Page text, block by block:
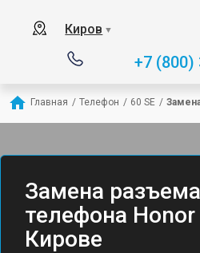
Киров ▼
+7 (800)
Главная / Телефон / 60 SE /
Замена
телефона Honor
Кирове